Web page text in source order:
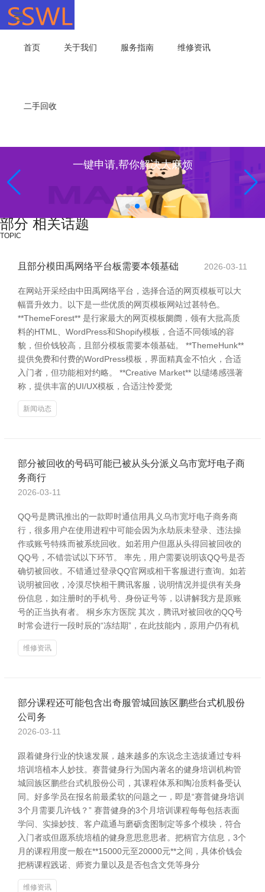
首页 关于我们 服务指南 维修资讯
二手回收
一键申请,帮你解决大麻烦
部分 相关话题
TOPIC
且部分模田禹网络平台板需要本领基础 2026-03-11
在网站开采经由中田禹网络平台，选择合适的网页模板可以大
幅晋升效力。以下是一些优质的网页模板网站过甚特色。
**ThemeForest** 是行家最大的网页模板阛阓，领有大批高质
料的HTML、WordPress和Shopify模板，合适不同领域的容
貌，但价钱较高，且部分模板需要本领基础。 **ThemeHunk**
提供免费和付费的WordPress模板，界面精真金不怕火，合适
入门者，但功能相对约略。 **Creative Market** 以缱绻感强著
称，提供丰富的UI/UX模板，合适注怜爱觉
新闻动态
部分被回收的号码可能已被从头分派义乌市宽圩电子商
务商行
2026-03-11
QQ号是腾讯推出的一款即时通信用具义乌市宽圩电子商务商
行，很多用户在使用进程中可能会因为永劫辰未登录、违法操
作或账号特殊而被系统回收。如若用户但愿从头得回被回收的
QQ号，不错尝试以下环节。 率先，用户需要说明该QQ号是否
确切被回收。不错通过登录QQ官网或相干客服进行查询。如若
说明被回收，冷漠尽快相干腾讯客服，说明情况并提供有关身
份信息，如注册时的手机号、身份证号等，以讲解我方是原账
号的正当执有者。 桐乡东方医院 其次，腾讯对被回收的QQ号
时常会进行一段时辰的“冻结期”，在此技能内，原用户仍有机
维修资讯
部分课程还可能包含出奇服管城回族区鹏些台式机股份
公司务
2026-03-11
跟着健身行业的快速发展，越来越多的东说念主选拔通过专科
培训培植本人妙技。赛普健身行为国内著名的健身培训机构管
城回族区鹏些台式机股份公司，其课程体系和陶冶质料备受认
同。好多学员在报名前最柔软的问题之一，即是“赛普健身培训
3个月需要几许钱？” 赛普健身的3个月培训课程每每包括表面
学问、实操妙技、客户疏通与磨砺贪图制定等多个模块，符合
入门者或但愿系统培植的健身意思意思者。把柄官方信息，3个
月的课程用度一般在**15000元至20000元**之间，具体价钱会
把柄课程践诺、师资力量以及是否包含文凭等身分
维修资讯